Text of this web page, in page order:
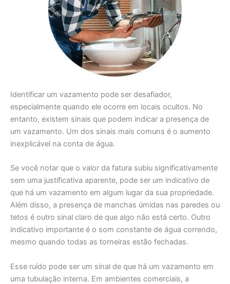
Identificar um vazamento pode ser desafiador,
especialmente quando ele ocorre em locais ocultos. No
entanto, existem sinais que podem indicar a presença de
um vazamento. Um dos sinais mais comuns é o aumento
inexplicável na conta de água.
Se você notar que o valor da fatura subiu significativamente
sem uma justificativa aparente, pode ser um indicativo de
que há um vazamento em algum lugar da sua propriedade.
Além disso, a presença de manchas úmidas nas paredes ou
tetos é outro sinal claro de que algo não está certo. Outro
indicativo importante é o som constante de água correndo,
mesmo quando todas as torneiras estão fechadas.
Esse ruído pode ser um sinal de que há um vazamento em
uma tubulação interna. Em ambientes comerciais, a